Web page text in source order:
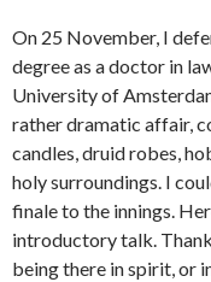
On 25 November, I
degree as a doctor in
University of
rather dramatic affair,
candles, druid robes,
holy surroundings. I
finale to the innings.
introductory talk.
being there in spirit, or